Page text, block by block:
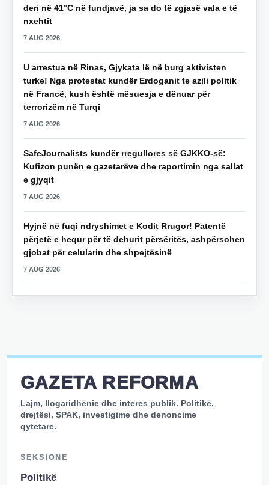
deri në 41°C në fundjavë, ja sa do të zgjasë vala e të
nxehtit
7 AUG 2026
U arrestua në Rinas, Gjykata lë në burg aktivisten
turke! Nga protestat kundër Erdoganit te azili politik
në Francë, kush është mësuesja e dënuar për
terrorizëm në Turqi
7 AUG 2026
SafeJournalists kundër rregullores së GJKKO-së:
Kufizon punën e gazetarëve dhe raportimin nga sallat
e gjyqit
7 AUG 2026
Hyjnë në fuqi ndryshimet e Kodit Rrugor! Patentë
përjetë e hequr për të dehurit përsëritës, ashpërsohen
gjobat për celularin dhe shpejtësinë
7 AUG 2026
GAZETA REFORMA
Lajm, llogaridhënie dhe interes publik. Politikë,
drejtësi, SPAK, investigime dhe denoncime
qytetare.
SEKSIONE
Politikë